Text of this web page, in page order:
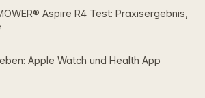
Aspire R4 Test: Praxisergebnis,
Apple Watch und Health App